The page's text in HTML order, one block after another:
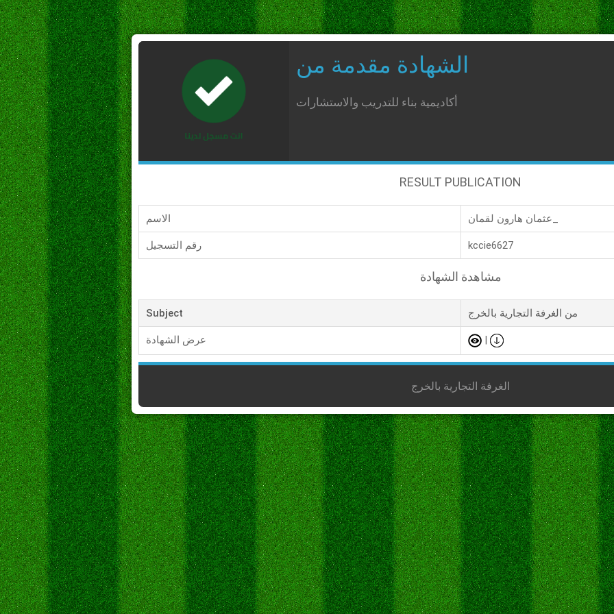
الشهادة مقدمة من
أكاديمية بناء للتدريب والاستشارات
RESULT PUBLICATION
الاسم
رقم التسجيل kccie6627
مشاهدة الشهادة
Subject من الغرفة التجارية بالخرج
عرض الشهادة |
الغرفة التجارية بالخرج